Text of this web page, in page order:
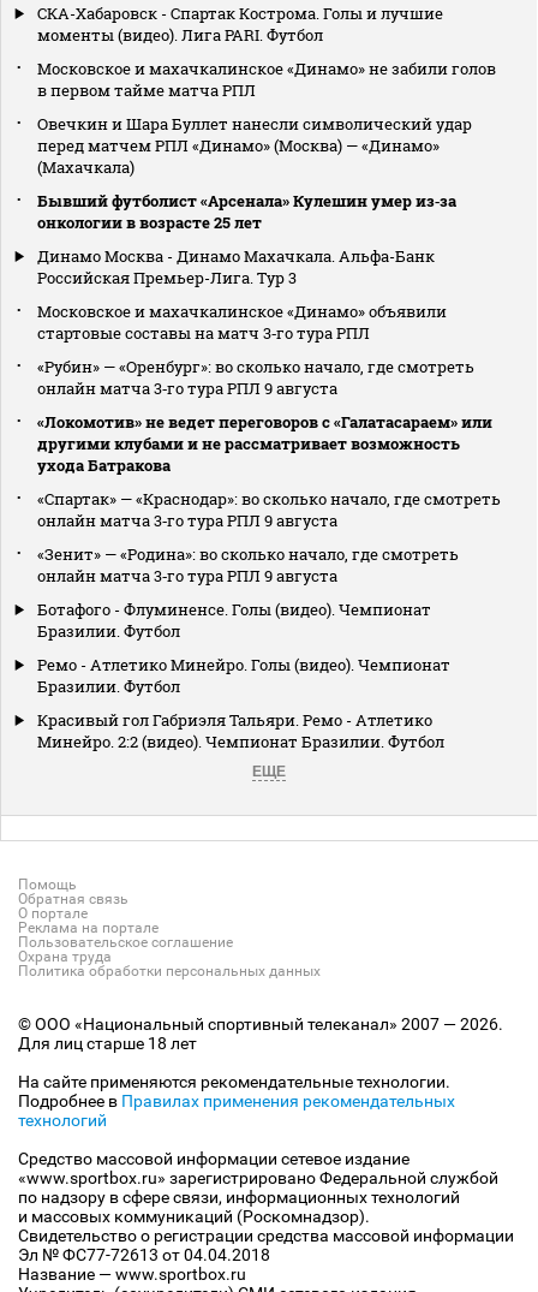
СКА-Хабаровск - Спартак Кострома. Голы и лучшие
моменты (видео). Лига PARI. Футбол
Московское и махачкалинское «Динамо» не забили голов
в первом тайме матча РПЛ
Овечкин и Шара Буллет нанесли символический удар
перед матчем РПЛ «Динамо» (Москва) — «Динамо»
(Махачкала)
Бывший футболист «Арсенала» Кулешин умер из‑за
онкологии в возрасте 25 лет
Динамо Москва - Динамо Махачкала. Альфа-Банк
Российская Премьер-Лига. Тур 3
Московское и махачкалинское «Динамо» объявили
стартовые составы на матч 3‑го тура РПЛ
«Рубин» — «Оренбург»: во сколько начало, где смотреть
онлайн матча 3‑го тура РПЛ 9 августа
«Локомотив» не ведет переговоров с «Галатасараем» или
другими клубами и не рассматривает возможность
ухода Батракова
«Спартак» — «Краснодар»: во сколько начало, где смотреть
онлайн матча 3‑го тура РПЛ 9 августа
«Зенит» — «Родина»: во сколько начало, где смотреть
онлайн матча 3‑го тура РПЛ 9 августа
Ботафого - Флуминенсе. Голы (видео). Чемпионат
Бразилии. Футбол
Ремо - Атлетико Минейро. Голы (видео). Чемпионат
Бразилии. Футбол
Красивый гол Габриэля Тальяри. Ремо - Атлетико
Минейро. 2:2 (видео). Чемпионат Бразилии. Футбол
ЕЩЕ
Помощь
Обратная связь
О портале
Реклама на портале
Пользовательское соглашение
Охрана труда
Политика обработки персональных данных
© ООО «Национальный спортивный телеканал» 2007 — 2026.
Для лиц старше 18 лет
На сайте применяются рекомендательные технологии.
Подробнее в Правилах применения рекомендательных
технологий
Средство массовой информации сетевое издание
«www.sportbox.ru» зарегистрировано Федеральной службой
по надзору в сфере связи, информационных технологий
и массовых коммуникаций (Роскомнадзор).
Свидетельство о регистрации средства массовой информации
Эл № ФС77-72613 от 04.04.2018
Название — www.sportbox.ru